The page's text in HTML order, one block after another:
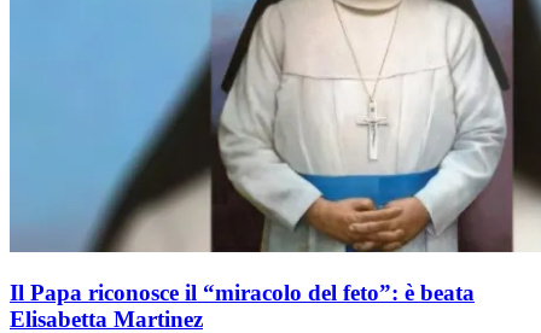
Il Papa riconosce il “miracolo del feto”: è beata
Elisabetta Martinez